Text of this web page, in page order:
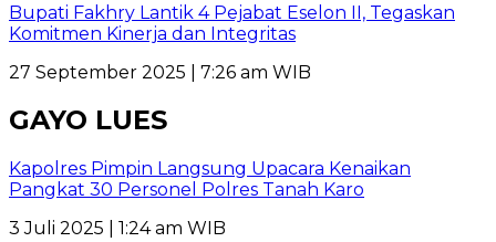
Bupati Fakhry Lantik 4 Pejabat Eselon II, Tegaskan
Komitmen Kinerja dan Integritas
27 September 2025 | 7:26 am WIB
GAYO LUES
Kapolres Pimpin Langsung Upacara Kenaikan
Pangkat 30 Personel Polres Tanah Karo
3 Juli 2025 | 1:24 am WIB